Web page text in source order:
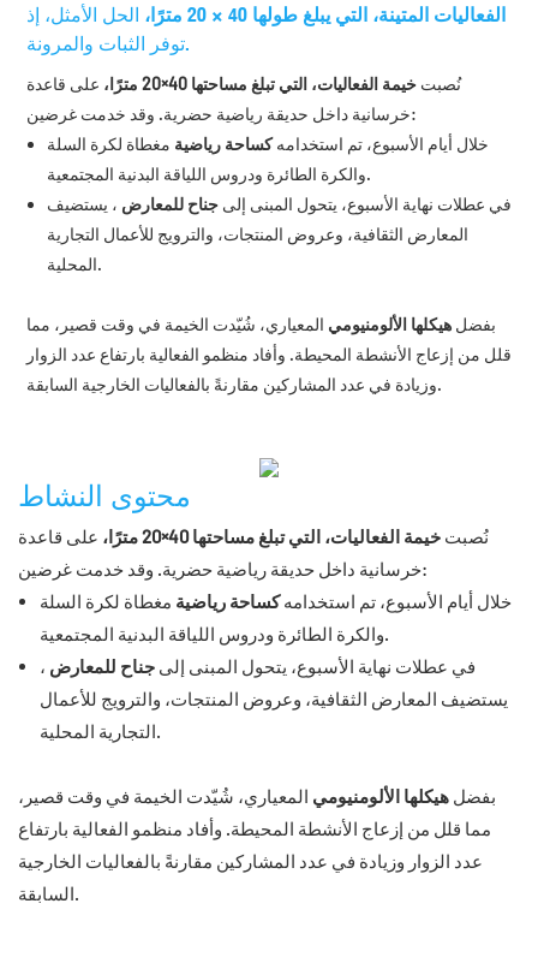
الفعاليات المتينة، التي يبلغ طولها 40 × 20 مترًا،
الحل الأمثل، إذ
توفر الثبات والمرونة.
نُصبتخيمة الفعاليات، التي تبلغ مساحتها 40×20 مترًا،
على قاعدة
خرسانية داخل حديقة رياضية حضرية. وقد خدمت غرضين:
خلال أيام الأسبوع، تم استخدامهكساحة رياضية مغطاة لكرة السلة
والكرة الطائرة ودروس اللياقة البدنية المجتمعية.
في عطلات نهاية الأسبوع، يتحول المبنى إلىجناح للمعارض ، يستضيف
المعارض الثقافية، وعروض المنتجات، والترويج للأعمال التجارية
المحلية.
بفضلهيكلها الألومنيومي المعياري، شُيّدت الخيمة في وقت قصير، مما
قلل من إزعاج الأنشطة المحيطة. وأفاد منظمو الفعالية بارتفاع عدد الزوار
وزيادة في عدد المشاركين مقارنةً بالفعاليات الخارجية السابقة.
محتوى النشاط
نُصبت خيمة الفعاليات، التي تبلغ مساحتها 40×20 مترًا،
على قاعدة
خرسانية داخل حديقة رياضية حضرية. وقد خدمت غرضين:
خلال أيام الأسبوع، تم استخدامهكساحة رياضية مغطاة لكرة السلة
والكرة الطائرة ودروس اللياقة البدنية المجتمعية.
في عطلات نهاية الأسبوع، يتحول المبنى إلى جناح للمعارض ،
يستضيف المعارض الثقافية، وعروض المنتجات، والترويج للأعمال
التجارية المحلية.
بفضل هيكلها الألومنيومي المعياري، شُيّدت الخيمة في وقت قصير،
مما قلل من إزعاج الأنشطة المحيطة. وأفاد منظمو الفعالية بارتفاع
عدد الزوار وزيادة في عدد المشاركين مقارنةً بالفعاليات الخارجية
السابقة.